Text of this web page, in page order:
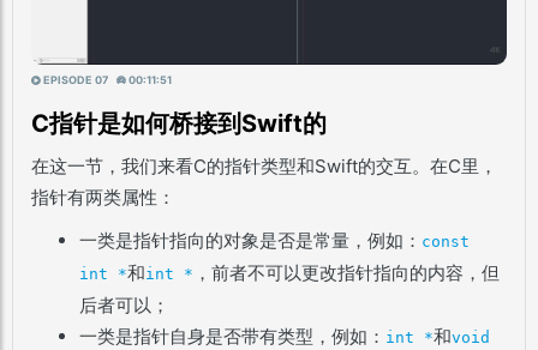
EPISODE 07 00:11:51
C指针是如何桥接到Swift的
在这一节，我们来看C的指针类型和Swift的交互。在C里，
指针有两类属性：
一类是指针指向的对象是否是常量，例如： const
int *和int * ，前者不可以更改指针指向的内容，但
后者可以；
一类是指针自身是否带有类型，例如： int *和void